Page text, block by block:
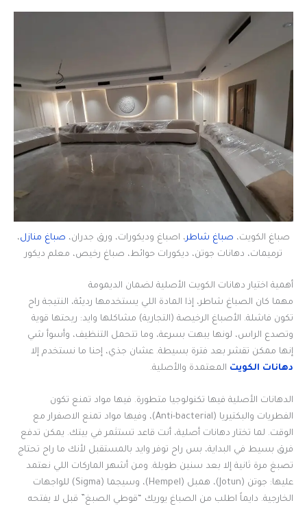
صباغ الكويت، صباغ شاطر، اصباغ وديكورات، ورق جدران، صباغ منازل،
ترميمات، دهانات جوتن، ديكورات حوائط، صباغ رخيص، معلم ديكور
أهمية اختيار دهانات الكويت الأصلية لضمان الديمومة
مهما كان الصباغ شاطر، إذا المادة اللي يستخدمها رديئة، النتيجة راح
تكون فاشلة. الأصباغ الرخيصة (التجارية) مشاكلها وايد: ريحتها قوية
وتصدع الراس، لونها يبهت بسرعة، وما تتحمل التنظيف، وأسوأ شي
إنها ممكن تقشر بعد فترة بسيطة. عشان جذي، إحنا ما نستخدم إلا
دهانات الكويت المعتمدة والأصلية.
الدهانات الأصلية فيها تكنولوجيا متطورة. فيها مواد تمنع تكون
الفطريات والبكتيريا (Anti-bacterial)، وفيها مواد تمنع الاصفرار مع
الوقت. لما تختار دهانات أصلية، أنت قاعد تستثمر في بيتك. يمكن تدفع
فرق بسيط في البداية، بس راح توفر وايد بالمستقبل لأنك ما راح تحتاج
تصبغ مرة ثانية إلا بعد سنين طويلة. ومن أشهر الماركات اللي نعتمد
عليها: جوتن (Jotun)، همبل (Hempel)، وسيجما (Sigma) للواجهات
الخارجية. دايماً اطلب من الصباغ يوريك “قوطي الصبغ” قبل لا يفتحه